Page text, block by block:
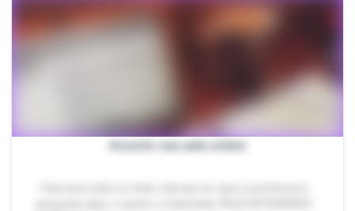
Assisto sua aula online